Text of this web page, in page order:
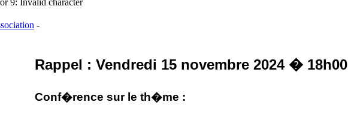
-
Rappel : Vendredi 15 novembre 2024 � 18h00
Conf�rence sur le th�me :